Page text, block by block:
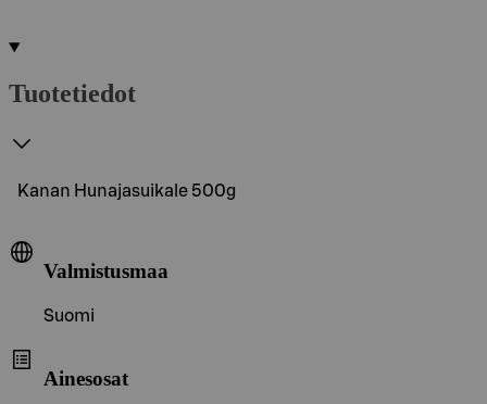
Tuotetiedot
Kanan Hunajasuikale 500g
Valmistusmaa
Suomi
Ainesosat